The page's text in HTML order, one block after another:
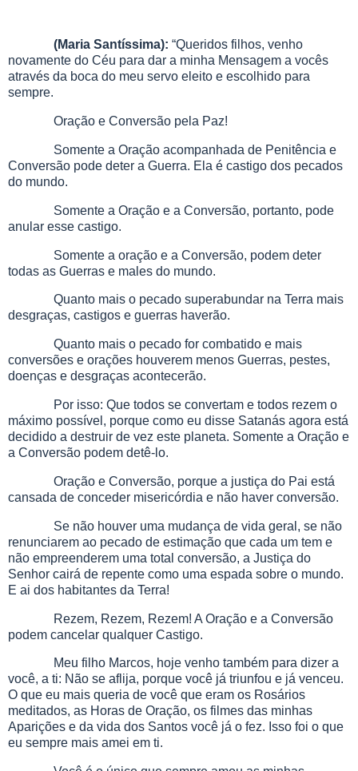
(Maria Santíssima): “Queridos filhos, venho
novamente do Céu para dar a minha Mensagem a vocês
através da boca do meu servo eleito e escolhido para
sempre.
Oração e Conversão pela Paz!
Somente a Oração acompanhada de Penitência e
Conversão pode deter a Guerra. Ela é castigo dos pecados
do mundo.
Somente a Oração e a Conversão, portanto, pode
anular esse castigo.
Somente a oração e a Conversão, podem deter
todas as Guerras e males do mundo.
Quanto mais o pecado superabundar na Terra mais
desgraças, castigos e guerras haverão.
Quanto mais o pecado for combatido e mais
conversões e orações houverem menos Guerras, pestes,
doenças e desgraças acontecerão.
Por isso: Que todos se convertam e todos rezem o
máximo possível, porque como eu disse Satanás agora está
decidido a destruir de vez este planeta. Somente a Oração e
a Conversão podem detê-lo.
Oração e Conversão, porque a justiça do Pai está
cansada de conceder misericórdia e não haver conversão.
Se não houver uma mudança de vida geral, se não
renunciarem ao pecado de estimação que cada um tem e
não empreenderem uma total conversão, a Justiça do
Senhor cairá de repente como uma espada sobre o mundo.
E ai dos habitantes da Terra!
Rezem, Rezem, Rezem! A Oração e a Conversão
podem cancelar qualquer Castigo.
Meu filho Marcos, hoje venho também para dizer a
você, a ti: Não se aflija, porque você já triunfou e já venceu.
O que eu mais queria de você que eram os Rosários
meditados, as Horas de Oração, os filmes das minhas
Aparições e da vida dos Santos você já o fez. Isso foi o que
eu sempre mais amei em ti.